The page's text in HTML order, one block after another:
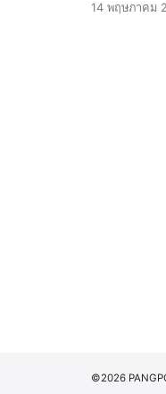
14 พฤษภาคม
©2026